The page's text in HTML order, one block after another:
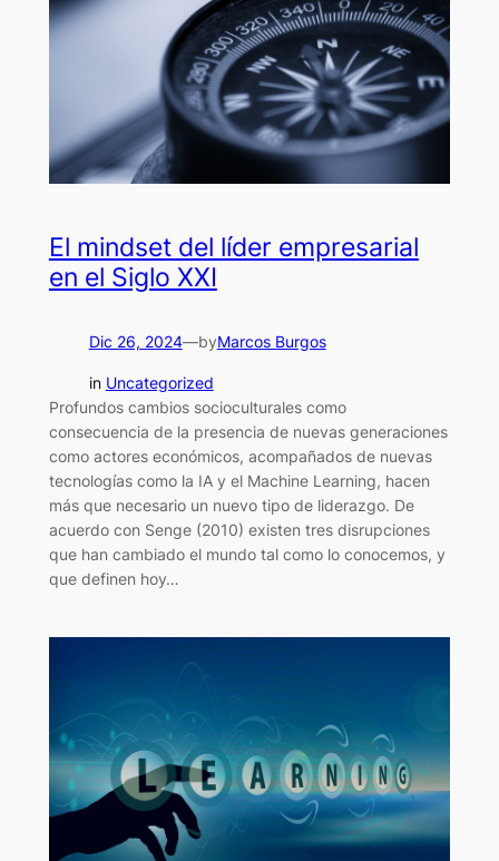
El mindset del líder empresarial
en el Siglo XXI
Dic 26, 2024—byMarcos Burgos
in Uncategorized
Profundos cambios socioculturales como
consecuencia de la presencia de nuevas generaciones
como actores económicos, acompañados de nuevas
tecnologías como la IA y el Machine Learning, hacen
más que necesario un nuevo tipo de liderazgo. De
acuerdo con Senge (2010) existen tres disrupciones
que han cambiado el mundo tal como lo conocemos, y
que definen hoy…